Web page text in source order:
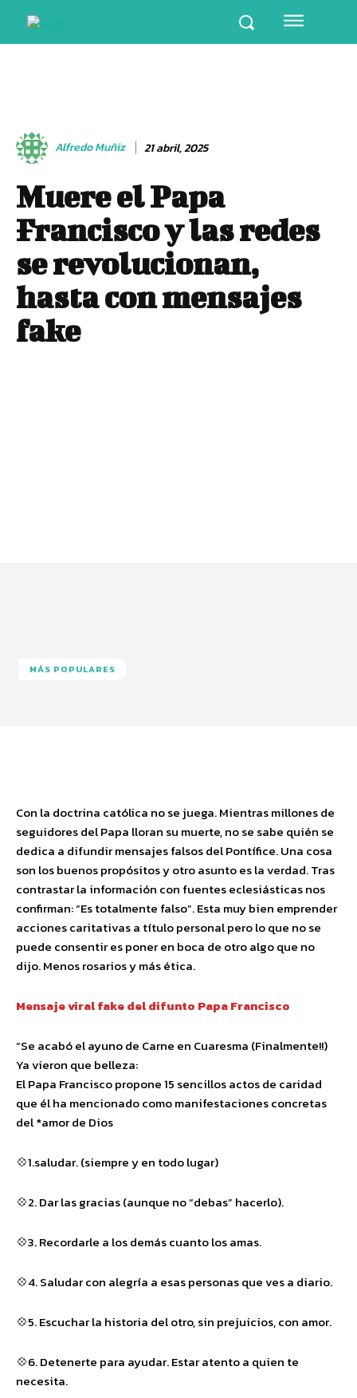
Alfredo Muñiz 21 abril, 2025
Muere el Papa
Francisco y las redes
se revolucionan,
hasta con mensajes
fake
MÁS POPULARES
Con la doctrina católica no se juega. Mientras millones de
seguidores del Papa lloran su muerte, no se sabe quién se
dedica a difundir mensajes falsos del Pontífice. Una cosa
son los buenos propósitos y otro asunto es la verdad. Tras
contrastar la información con fuentes eclesiásticas nos
confirman: “Es totalmente falso”. Esta muy bien emprender
acciones caritativas a título personal pero lo que no se
puede consentir es poner en boca de otro algo que no
dijo. Menos rosarios y más ética.
Mensaje viral fake del difunto Papa Francisco
“Se acabó el ayuno de Carne en Cuaresma (Finalmente!!)
Ya vieron que belleza:
El Papa Francisco propone 15 sencillos actos de caridad
que él ha mencionado como manifestaciones concretas
del *amor de Dios
💠1.saludar. (siempre y en todo lugar)
💠2. Dar las gracias (aunque no “debas” hacerlo).
💠3. Recordarle a los demás cuanto los amas.
💠4. Saludar con alegría a esas personas que ves a diario.
💠5. Escuchar la historia del otro, sin prejuicios, con amor.
💠6. Detenerte para ayudar. Estar atento a quien te
necesita.